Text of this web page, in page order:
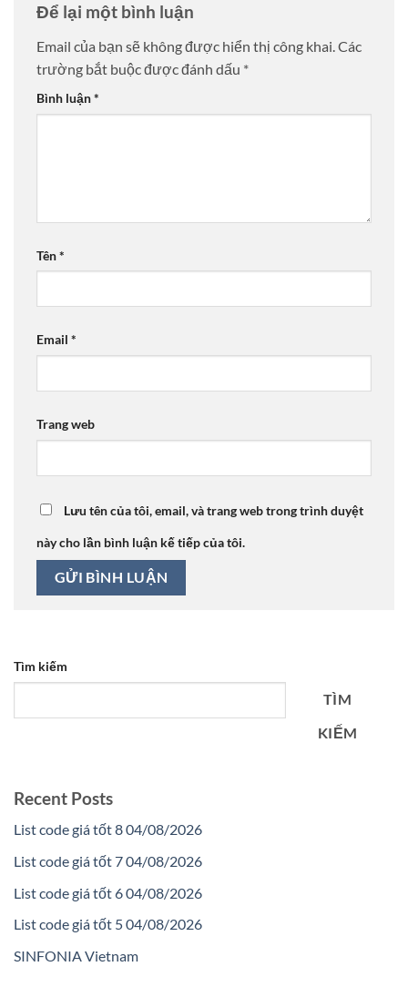
Để lại một bình luận
Email của bạn sẽ không được hiển thị công khai.Các
trường bắt buộc được đánh dấu *
Bình luận*
Tên*
Email *
Trang web
Lưu tên của tôi, email, và trang web trong trình duyệt
này cho lần bình luận kế tiếp của tôi.
Tìm kiếm
TÌM
KIẾM
Recent Posts
List code giá tốt 8 04/08/2026
List code giá tốt 7 04/08/2026
List code giá tốt 6 04/08/2026
List code giá tốt 5 04/08/2026
SINFONIA Vietnam